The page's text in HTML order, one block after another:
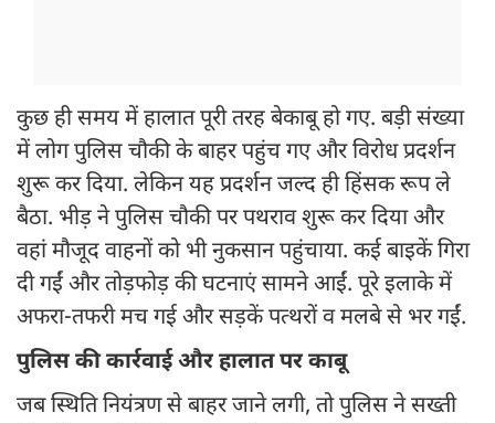
कुछ ही समय में हालात पूरी तरह बेकाबू हो गए. बड़ी संख्या
में लोग पुलिस चौकी के बाहर पहुंच गए और विरोध प्रदर्शन
शुरू कर दिया. लेकिन यह प्रदर्शन जल्द ही हिंसक रूप ले
बैठा. भीड़ ने पुलिस चौकी पर पथराव शुरू कर दिया और
वहां मौजूद वाहनों को भी नुकसान पहुंचाया. कई बाइकें गिरा
दी गईं और तोड़फोड़ की घटनाएं सामने आईं. पूरे इलाके में
अफरा-तफरी मच गई और सड़कें पत्थरों व मलबे से भर गईं.
पुलिस की कार्रवाई और हालात पर काबू
जब स्थिति नियंत्रण से बाहर जाने लगी, तो पुलिस ने सख्ती